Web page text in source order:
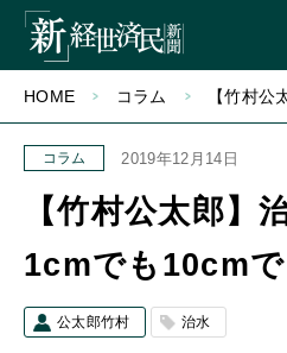
HOME コラム 【竹村公太
コラム 2019年12月14日
【竹村公太郎】
1cmでも10cm
公太郎竹村 治水